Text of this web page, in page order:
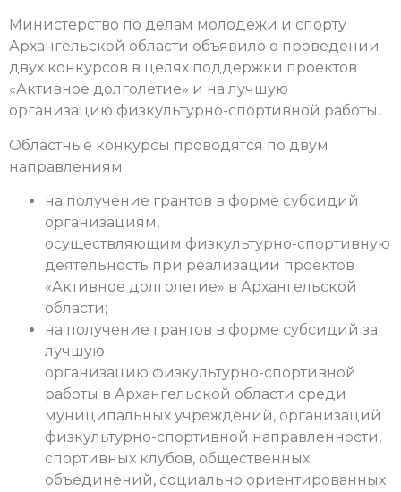
Министерство по делам молодежи и спорту
Архангельской области объявило о проведении
двух конкурсов в целях поддержки проектов
«Активное долголетие» и на лучшую
организацию физкультурно-спортивной работы.
Областные конкурсы проводятся по двум
направлениям:
на получение грантов в форме субсидий
организациям,
осуществляющим физкультурно-спортивную
деятельность при реализации проектов
«Активное долголетие» в Архангельской
области;
на получение грантов в форме субсидий за
лучшую
организацию физкультурно-спортивной
работы в Архангельской области среди
муниципальных учреждений, организаций
физкультурно-спортивной направленности,
спортивных клубов, общественных
объединений, социально ориентированных